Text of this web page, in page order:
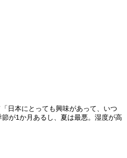
日本にとっても興味があって、いつ
が1か月あるし、夏は最悪。湿度が高